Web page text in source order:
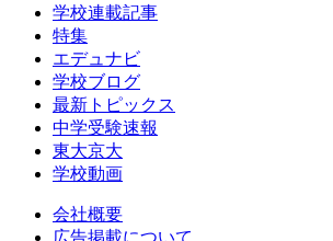
学校連載記事
特集
エデュナビ
学校ブログ
最新トピックス
中学受験速報
東大京大
学校動画
会社概要
広告掲載について